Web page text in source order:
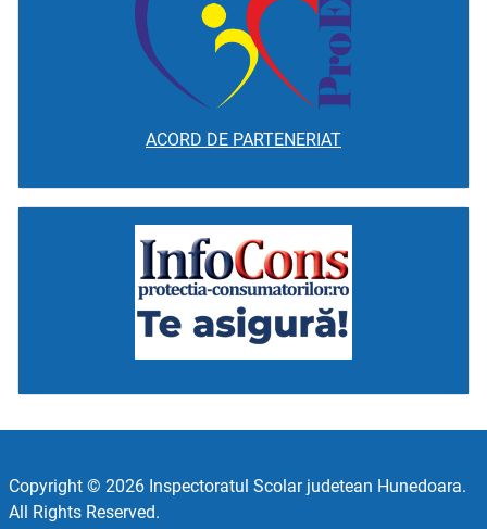
ACORD DE PARTENERIAT
Copyright © 2026 Inspectoratul Scolar judetean Hunedoara.
All Rights Reserved.